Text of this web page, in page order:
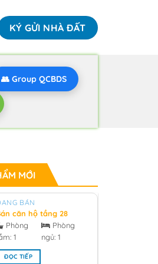
KÝ GỬI NHÀ ĐẤT
👥 Group QCBDS
MỚI
BÁN
căn hộ tầng 28
bắc V1 sunrise
South Tower
- 2026
Phòng
1
Phòng
ngủ: 1
ĐỌC TIẾP